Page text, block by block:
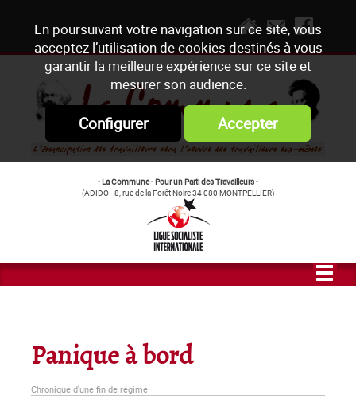
En poursuivant votre navigation sur ce site, vous
acceptez l’utilisation de cookies destinés à vous
garantir la meilleure expérience sur ce site et
mesurer son audience.
Configurer Accepter
- La Commune - Pour un Parti des Travailleurs-
(ADIDO - 8, rue de la Forêt Noire 34 080 MONTPELLIER)
Panique à bord
Chronique d'une fin de régime